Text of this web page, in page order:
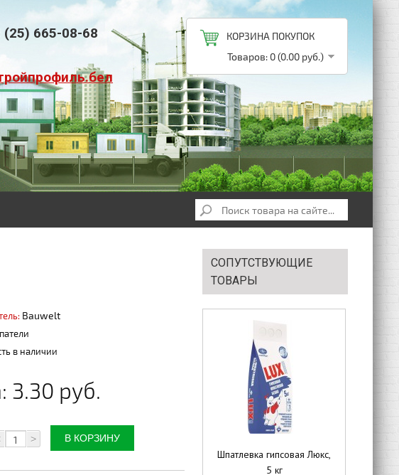
КОРЗИНА ПОКУПОК
Товаров: 0 (0.00 руб.)
(25) 665-08-68
СОПУТСТВУЮЩИЕ
ТОВАРЫ
Шпатлевка гипсовая Люкс,
5 кг
Bauwelt
в наличии
3.30 руб.
>